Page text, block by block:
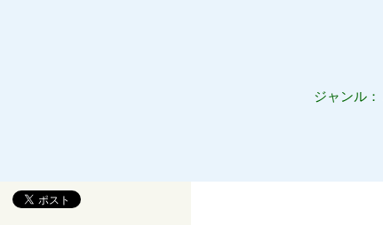
ジャンル：